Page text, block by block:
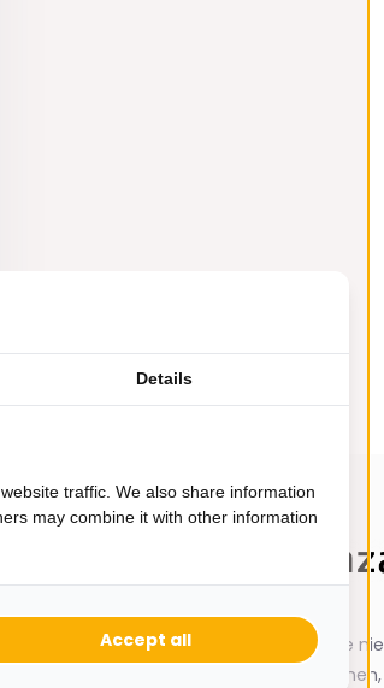
tot 17:00
Ontvang de
niet
Details
traffic. We also share information
may combine it with other information
Accept all